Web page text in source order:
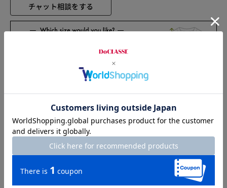
チャット相談をする
Sleeve length 63cm
64cm
Shoulder width 49cm